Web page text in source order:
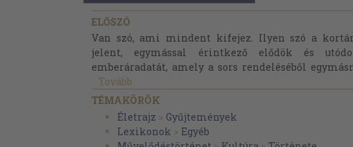
ELŐSZÓ
Van szó, ami mindent kifejez. Ilyen szó a
jelent, egymással érintkező elődök és
emberáradatát, amely a sors rendeléséből
Tovább
TÉMAKÖRÖK
Életrajz > Gyűjtemények
Lexikonok > Egyéb